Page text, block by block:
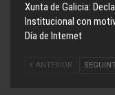
Xunta de Galicia:
Institucional con
Día de Internet
ANTERIOR